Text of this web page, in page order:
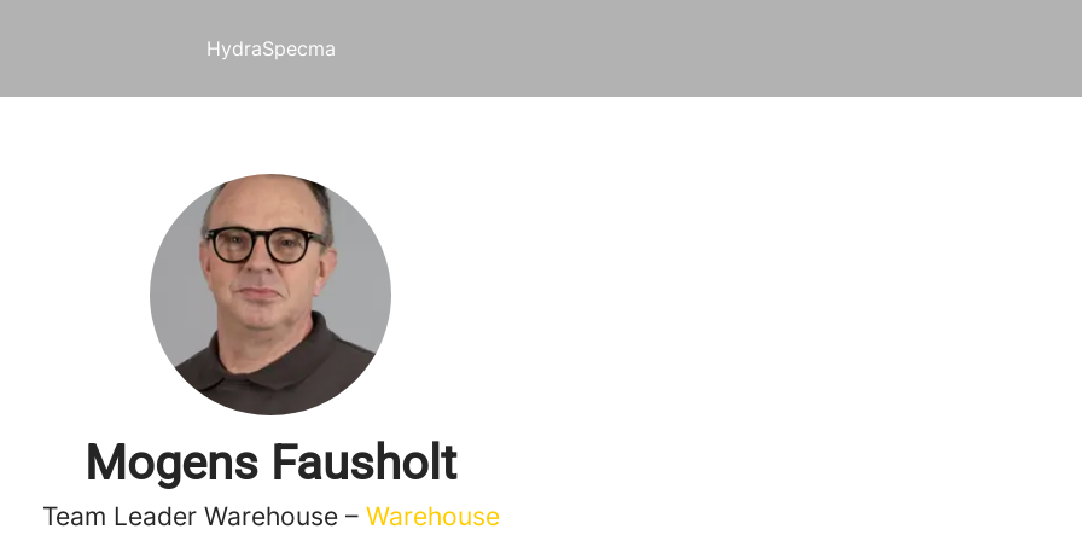
HydraSpecma
Mogens Fausholt
Team Leader Warehouse – Warehouse